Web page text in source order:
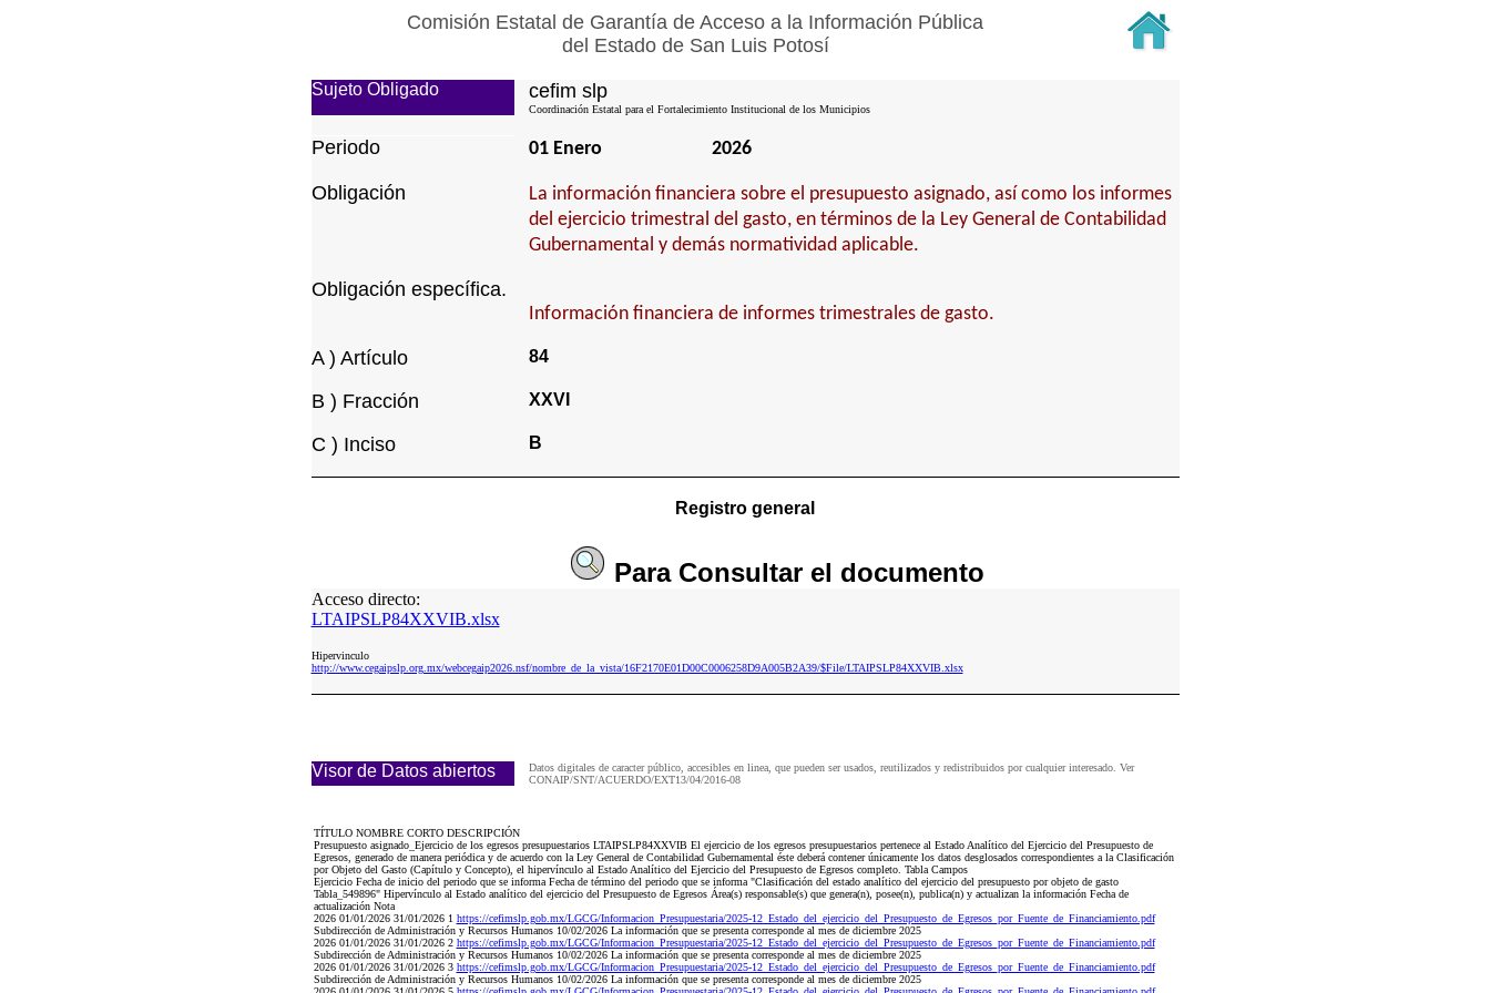
Comisión Estatal de Garantía de Acceso a la Información Pública
del Estado de San Luis Potosí
Sujeto Obligado cefim slp
Coordinación Estatal para el Fortalecimiento Institucional de los Municipios
Periodo 01 Enero 2026
Obligación
La información financiera sobre el presupuesto asignado, así como los informes
del ejercicio trimestral del gasto, en términos de la Ley General de Contabilidad
Gubernamental y demás normatividad aplicable.
Obligación específica.
Información financiera de informes trimestrales de gasto.
A ) Artículo 84
B ) Fracción XXVI
C ) Inciso B
Registro general
Para Consultarel documento
Acceso directo:
LTAIPSLP84XXVIB.xlsx
Hipervinculo
http://www.cegaipslp.org.mx/webcegaip2026.nsf/nombre_de_la_vista/16F2170E01D00C0006258D9A005B2A39/$File/LTAIPSLP84XXVIB.xlsx
Visor de Datos abiertos
Datos digitales de caracter público, accesibles en linea, que pueden ser usados, reutilizados y redistribuidos por cualquier interesado. Ver
CONAIP/SNT/ACUERDO/EXT13/04/2016-08
TÍTULO NOMBRE CORTO DESCRIPCIÓN
Presupuesto asignado_Ejercicio de los egresos presupuestarios LTAIPSLP84XXVIB El ejercicio de los egresos presupuestarios pertenece al Estado Analítico del Ejercicio del Presupuesto de
Egresos, generado de manera periódica y de acuerdo con la Ley General de Contabilidad Gubernamental éste deberá contener únicamente los datos desglosados correspondientes a la Clasificación
por Objeto del Gasto (Capítulo y Concepto), el hipervínculo al Estado Analítico del Ejercicio del Presupuesto de Egresos completo. Tabla Campos
Ejercicio Fecha de inicio del periodo que se informa Fecha de término del periodo que se informa "Clasificación del estado analítico del ejercicio del presupuesto por objeto de gasto
Tabla_549896" Hipervínculo al Estado analítico del ejercicio del Presupuesto de Egresos Área(s) responsable(s) que genera(n), posee(n), publica(n) y actualizan la información Fecha de
actualización Nota
2026 01/01/2026 31/01/2026 1 https://cefimslp.gob.mx/LGCG/Informacion_Presupuestaria/2025-12_Estado_del_ejercicio_del_Presupuesto_de_Egresos_por_Fuente_de_Financiamiento.pdf
Subdirección de Administración y Recursos Humanos 10/02/2026 La información que se presenta corresponde al mes de diciembre 2025
2026 01/01/2026 31/01/2026 2 https://cefimslp.gob.mx/LGCG/Informacion_Presupuestaria/2025-12_Estado_del_ejercicio_del_Presupuesto_de_Egresos_por_Fuente_de_Financiamiento.pdf
Subdirección de Administración y Recursos Humanos 10/02/2026 La información que se presenta corresponde al mes de diciembre 2025
2026 01/01/2026 31/01/2026 3 https://cefimslp.gob.mx/LGCG/Informacion_Presupuestaria/2025-12_Estado_del_ejercicio_del_Presupuesto_de_Egresos_por_Fuente_de_Financiamiento.pdf
Subdirección de Administración y Recursos Humanos 10/02/2026 La información que se presenta corresponde al mes de diciembre 2025